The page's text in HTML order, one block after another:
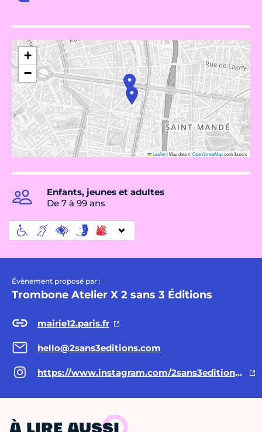
+
−
Leaflet|Map data ©OpenStreetMapcontributors
Enfants, jeunes et adultes
De 7 à 99 ans
Évènement proposé par :
Trombone Atelier X 2 sans 3 Éditions
mairie12.paris.fr
hello@2sans3editions.com
https://www.instagram.com/2sans3editions/ https://www.instagram.com/trombone.atelier/